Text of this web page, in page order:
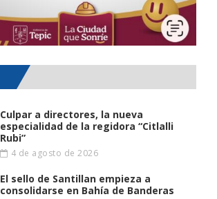
Culpar a directores, la nueva
especialidad de la regidora “Citlalli
Rubi”
4 de agosto de 2026
El sello de Santillan empieza a
consolidarse en Bahía de Banderas